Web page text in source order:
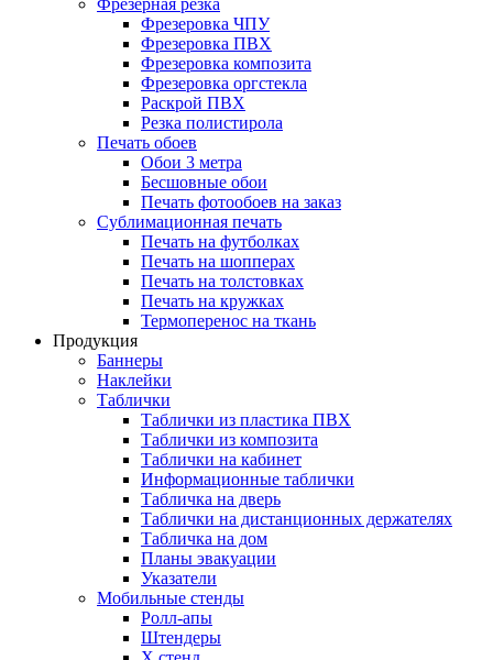
Фрезерная резка
Фрезеровка ЧПУ
Фрезеровка ПВХ
Фрезеровка композита
Фрезеровка оргстекла
Раскрой ПВХ
Резка полистирола
Печать обоев
Обои 3 метра
Бесшовные обои
Печать фотообоев на заказ
Сублимационная печать
Печать на футболках
Печать на шопперах
Печать на толстовках
Печать на кружках
Термоперенос на ткань
Продукция
Баннеры
Наклейки
Таблички
Таблички из пластика ПВХ
Таблички из композита
Таблички на кабинет
Информационные таблички
Табличка на дверь
Таблички на дистанционных держателях
Табличка на дом
Планы эвакуации
Указатели
Мобильные стенды
Ролл-апы
Штендеры